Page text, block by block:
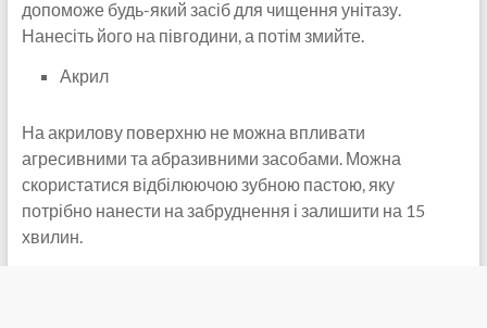
допоможе будь-який засіб для чищення унітазу.
Нанесіть його на півгодини, а потім змийте.
Акрил
На акрилову поверхню не можна впливати
агресивними та абразивними засобами. Можна
скористатися відбілюючою зубною пастою, яку
потрібно нанести на забруднення і залишити на 15
хвилин.